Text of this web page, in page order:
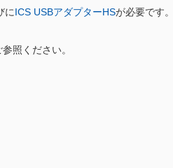
にICS USBアダプターHSが必要です。
参照ください。